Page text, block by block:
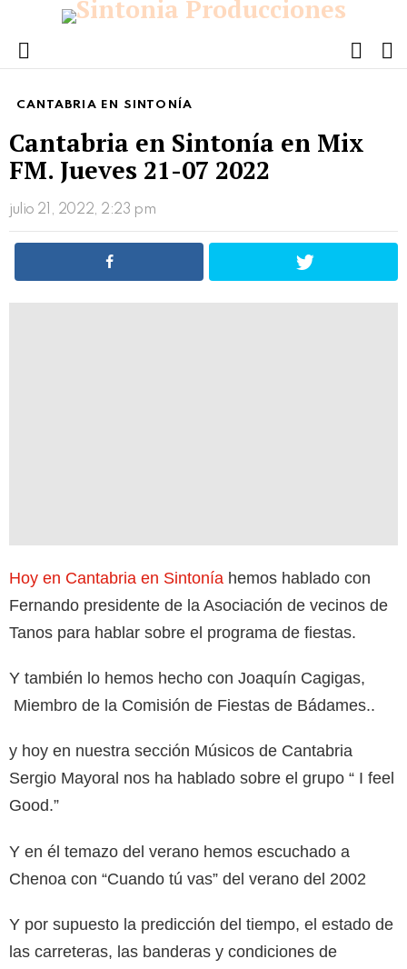
Menu
CANTABRIA EN SINTONÍA
Cantabria en Sintonía en Mix
FM. Jueves 21-07 2022
julio 21, 2022, 2:23 pm
Hoy en Cantabria en Sintonía hemos hablado con
Fernando presidente de la Asociación de vecinos de
Tanos para hablar sobre el programa de fiestas.
Y también lo hemos hecho con Joaquín Cagigas,
Miembro de la Comisión de Fiestas de Bádames..
y hoy en nuestra sección Músicos de Cantabria
Sergio Mayoral nos ha hablado sobre el grupo “ I feel
Good.”
Y en él temazo del verano hemos escuchado a
Chenoa con “Cuando tú vas” del verano del 2002
Y por supuesto la predicción del tiempo, el estado de
las carreteras, las banderas y condiciones de